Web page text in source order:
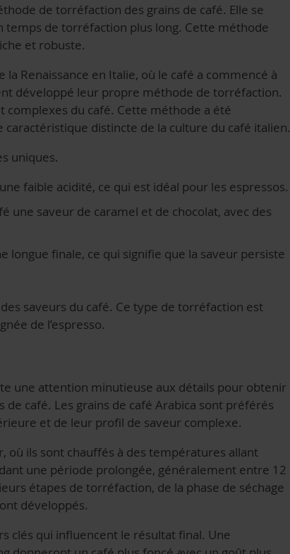
de torréfaction des grains de café. Elle se
de torréfaction plus long. Cette méthode
et robuste.
Renaissance en Italie, où le café a commencé à
développé leur propre méthode de torréfaction.
complexes du café. Cette méthode a été
distincte de la culture du café italien.
uniques.
faible acidité, ce qui est idéal pour les espressos.
une saveur de caramel et de chocolat, avec des
longue finale, ce qui signifie que la saveur persiste
saveurs du café. Ce type de torréfaction est
de l’espresso.
une attention minutieuse aux détails pour obtenir
café. Les grains de café Arabica sont préférés
et de leur profil de saveur complexe.
où ils sont chauffés à des températures allant
une période prolongée, généralement entre 12
étapes de torréfaction, de la phase de séchage
développés.
clés qui influencent le résultat final. Une